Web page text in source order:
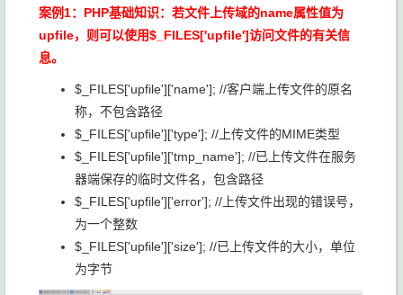
案例1：PHP基础知识：若文件上传域的name属性值为
upfile，则可以使用$_FILES['upfile']访问文件的有关信
息。
$_FILES['upfile']['name']; //客户端上传文件的原名
称，不包含路径
$_FILES['upfile']['type']; //上传文件的MIME类型
$_FILES['upfile']['tmp_name']; //已上传文件在服务
器端保存的临时文件名，包含路径
$_FILES['upfile']['error']; //上传文件出现的错误号，
为一个整数
$_FILES['upfile']['size']; //已上传文件的大小，单位
为字节